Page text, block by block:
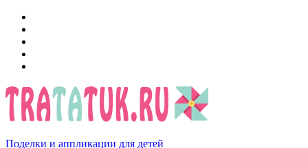
Поделки и аппликации для детей